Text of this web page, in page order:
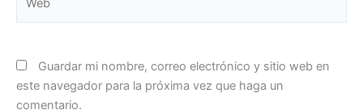
Guardar mi nombre, correo electrónico y sitio web en
este navegador para la próxima vez que haga un
comentario.